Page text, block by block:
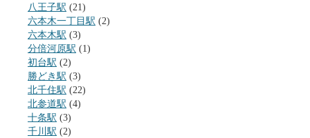
八王子駅 (21)
六本木一丁目駅 (2)
六本木駅 (3)
分倍河原駅 (1)
初台駅 (2)
勝どき駅 (3)
北千住駅 (22)
北参道駅 (4)
十条駅 (3)
千川駅 (2)